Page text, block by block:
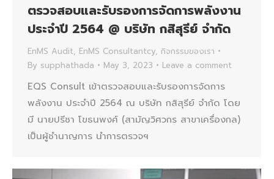
ตรวจสอบและรับรองการจัดการพลังงาน
ประจำปี 2564 @ บริษัท กสิสุรีย์ จํากัด
EnMS Audit, EnMS Consultantcy, กิจกรรมของเรา
By supphathada May 3, 2023 Leave a comment
EQS Consult เข้าตรวจสอบและรับรองการจัดการ
พลังงาน ประจำปี 2564 ณ บริษัท กสิสุรีย์ จํากัด โดย
มี นายปรีชา โขธนพงศ์ (สามัญวิศวกร สาขาเครื่องกล)
เป็นผู้ชำนาญการ นำการตรวจฯ